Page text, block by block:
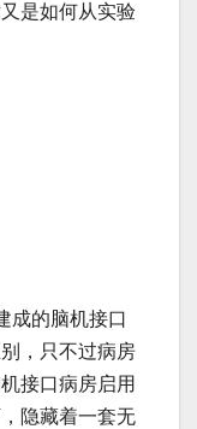
是如何从实验
成的脑机接口
，只不过病房
接口病房启用
隐藏着一套无